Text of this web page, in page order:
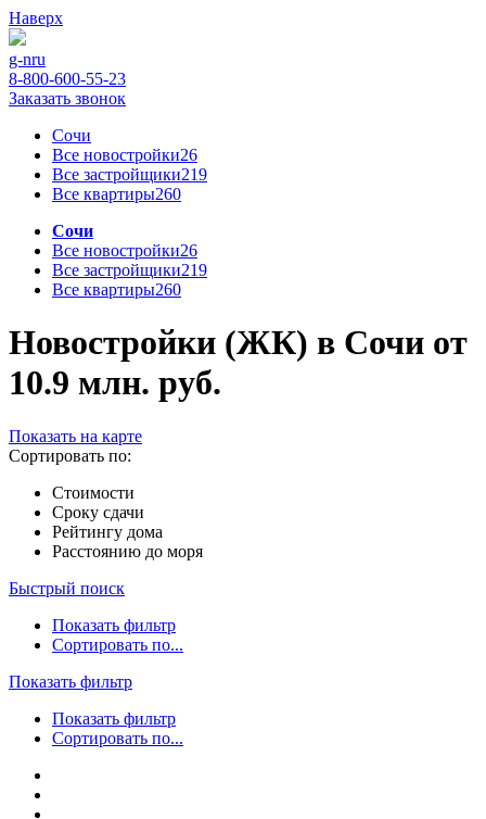
Наверх
g-nru
8-800-600-55-23
Заказать звонок
Сочи
Все новостройки26
Все застройщики219
Все квартиры260
Сочи
Все новостройки26
Все застройщики219
Все квартиры260
Новостройки (ЖК) в Сочи от
10.9 млн. руб.
Показать на карте
Сортировать по:
Стоимости
Сроку сдачи
Рейтингу дома
Расстоянию до моря
Быстрый поиск
Показать фильтр
Сортировать по...
Показать фильтр
Показать фильтр
Сортировать по...